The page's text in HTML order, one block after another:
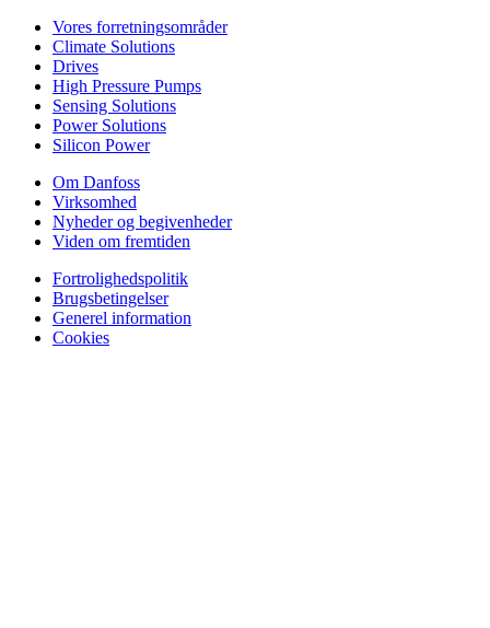
Vores forretningsområder
Climate Solutions
Drives
High Pressure Pumps
Sensing Solutions
Power Solutions
Silicon Power
Om Danfoss
Virksomhed
Nyheder og begivenheder
Viden om fremtiden
Fortrolighedspolitik
Brugsbetingelser
Generel information
Cookies